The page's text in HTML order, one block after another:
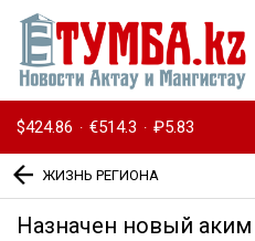
$424.86 · €514.3 · ₽5.83
ЖИЗНЬ РЕГИОНА
Назначен новый